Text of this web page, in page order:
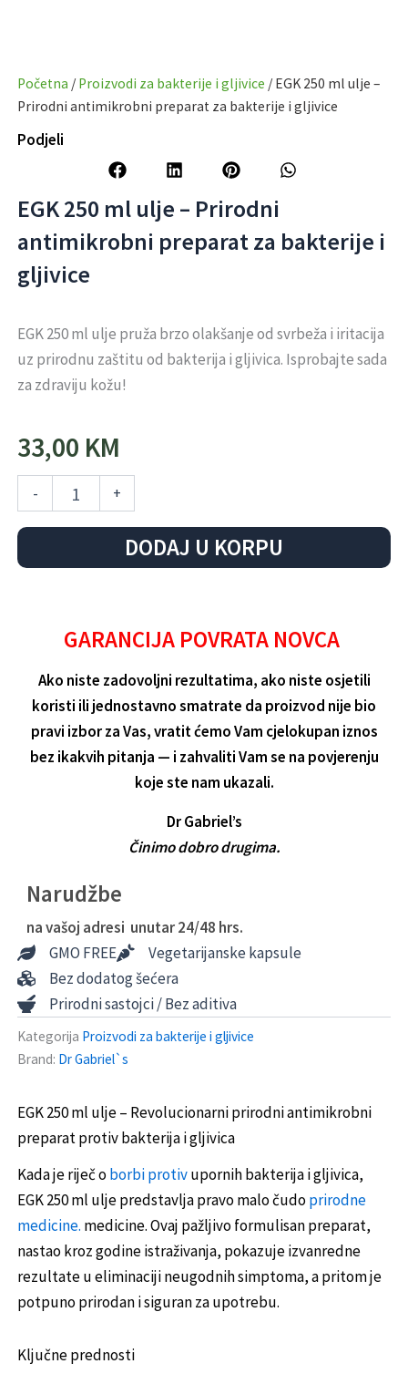
Početna /Proizvodi za bakterije i gljivice / EGK 250 ml ulje –
Prirodni antimikrobni preparat za bakterije i gljivice
Podjeli
EGK 250 ml ulje – Prirodni
antimikrobni preparat za bakterije i
gljivice
EGK 250 ml ulje pruža brzo olakšanje od svrbeža i iritacija
uz prirodnu zaštitu od bakterija i gljivica. Isprobajte sada
za zdraviju kožu!
33,00 KM
-
250
ulje
-
bakterije
gljivice
količina
+
DODAJ U KORPU
GARANCIJA POVRATA NOVCA
Ako niste zadovoljni rezultatima, ako niste osjetili
koristi ili jednostavno smatrate da proizvod nije bio
pravi izbor za Vas, vratit ćemo Vam cjelokupan iznos
bez ikakvih pitanja — i zahvaliti Vam se na povjerenju
koje ste nam ukazali.
Dr Gabriel’s
Činimo dobro drugima.
Narudžbe
na vašoj adresi unutar 24/48 hrs.
GMO FREE
Vegetarijanske kapsule
Bez dodatog šećera
Prirodni sastojci / Bez aditiva
Kategorija Proizvodi za bakterije i gljivice
Brand: Dr Gabriel`s
EGK 250 ml ulje – Revolucionarni prirodni antimikrobni
preparat protiv bakterija i gljivica
Kada je riječ oborbi protivupornih bakterija i gljivica,
EGK 250 ml ulje predstavlja pravo malo čudoprirodne
medicine. medicine. Ovaj pažljivo formulisan preparat,
nastao kroz godine istraživanja, pokazuje izvanredne
rezultate u eliminaciji neugodnih simptoma, a pritom je
potpuno prirodan i siguran za upotrebu.
Ključne prednosti